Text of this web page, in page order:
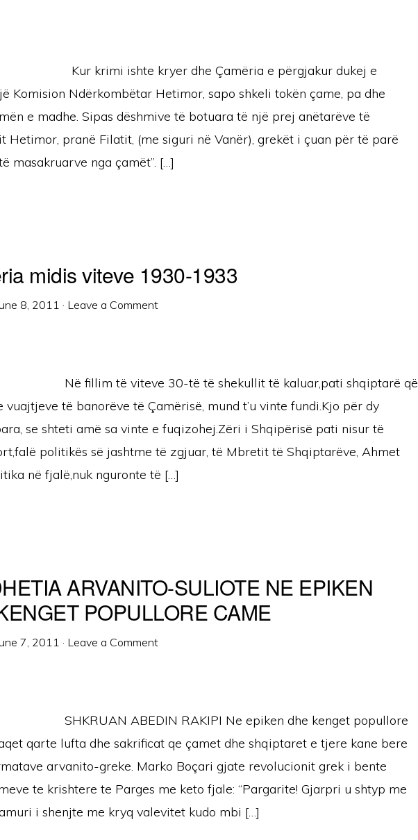
Kur krimi ishte kryer dhe Çamëria e përgjakur dukej e
Komision Ndërkombëtar Hetimor, sapo shkeli tokën çame, pa dhe
e madhe. Sipas dëshmive të botuara të një prej anëtarëve të
Hetimor, pranë Filatit, (me siguri në Vanër), grekët i çuan për të parë
masakruarve nga çamët”. […]
midis viteve 1930-1933
8, 2011 · Leave a Comment
Në fillim të viteve 30-të të shekullit të kaluar,pati shqiptarë që
vuajtjeve të banorëve të Çamërisë, mund t’u vinte fundi.Kjo për dy
se shteti amë sa vinte e fuqizohej.Zëri i Shqipërisë pati nisur të
politikës së jashtme të zgjuar, të Mbretit të Shqiptarëve, Ahmet
në fjalë,nuk nguronte të […]
ARVANITO-SULIOTE NE EPIKEN
POPULLORE CAME
7, 2011 · Leave a Comment
SHKRUAN ABEDIN RAKIPI Ne epiken dhe kenget popullore
qarte lufta dhe sakrificat qe çamet dhe shqiptaret e tjere kane bere
arvanito-greke. Marko Boçari gjate revolucionit grek i bente
te krishtere te Parges me keto fjale: “Pargarite! Gjarpri u shtyp me
i shenjte me kryq valevitet kudo mbi […]